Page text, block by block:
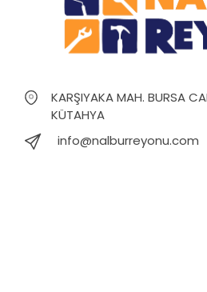
KARŞIYAKA MAH. BURSA
KÜTAHYA
info@nalburreyonu.com